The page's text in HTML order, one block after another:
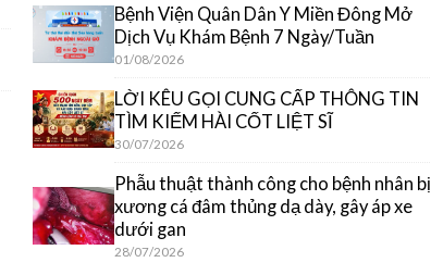
Bệnh Viện Quân Dân Y Miền Đông Mở
Dịch Vụ Khám Bệnh 7 Ngày/Tuần
01/08/2026
LỜI KÊU GỌI CUNG CẤP THÔNG TIN
TÌM KIẾM HÀI CỐT LIỆT SĨ
30/07/2026
Phẫu thuật thành công cho bệnh nhân bị
xương cá đâm thủng dạ dày, gây áp xe
dưới gan
28/07/2026